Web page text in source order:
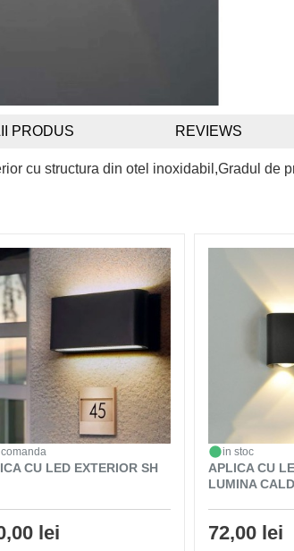
PRODUS REVIEWS
cu structura din otel inoxidabil,Gradul
CU LED EXTERIOR SH
lei
in stoc
APLICA CU
LUMINA
72,00 lei